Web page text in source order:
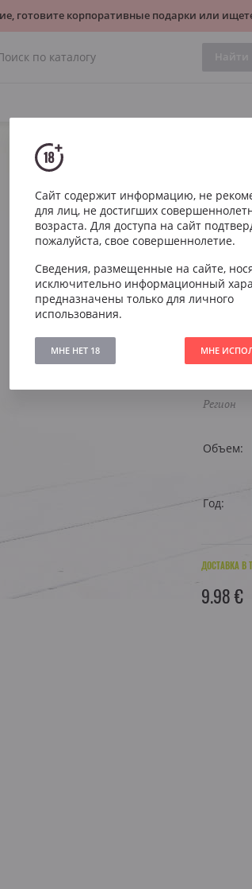
Каза
Тип
Виноград
Регион
Объем:
Год:
ДОСТАВКА В
9.98 €
Сайт содержит информацию, не
для лиц, не достигших
возраста. Для доступа на сайт
пожалуйста, свое совершеннолетие.
Сведения, размещенные на сайте,
исключительно информационный
предназначены только для личного
использования.
МНЕ НЕТ 18 МНЕ
готовите корпоративные подарки или